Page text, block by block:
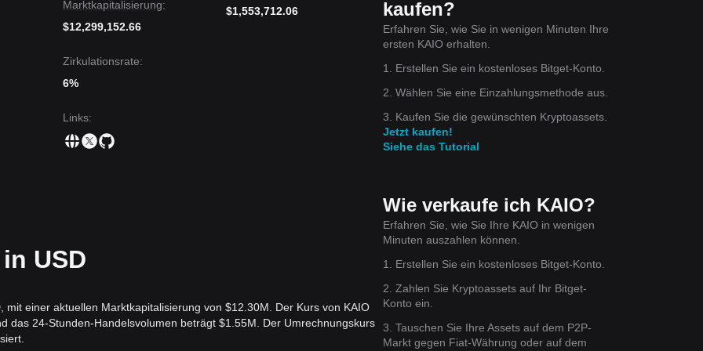
von0,00068 $zurückfällt, um in Tranchen zu kaufen.
bleibt, bleibt die mittelfristige bis langfristige Struktur gesund, unterstützt
eine
Schwankungen oder Konsolidierungen erleben kann, während
der mittelfristige Trend
Marktkapitalisierung:
$12,299,152.66
$1,553,712.06
Zirkulationsrate:
6%
Links:
USD
einer aktuellen Marktkapitalisierung von $12.30M. Der Kurs von KAIO
das 24-Stunden-Handelsvolumen beträgt $1.55M. Der Umrechnungskurs
kaufen?
Erfahren Sie, wie Sie in wenigen Minuten Ihre
ersten KAIO erhalten.
1. Erstellen Sie ein kostenloses Bitget-Konto.
2. Wählen Sie eine Einzahlungsmethode aus.
3. Kaufen Sie die gewünschten Kryptoassets.
Jetzt kaufen!
Siehe das Tutorial
Wie verkaufe ich KAIO?
Erfahren Sie, wie Sie Ihre KAIO in wenigen
Minuten auszahlen können.
1. Erstellen Sie ein kostenloses Bitget-Konto.
2. Zahlen Sie Kryptoassets auf Ihr Bitget-
Konto ein.
3. Tauschen Sie Ihre Assets auf dem P2P-
Markt gegen Fiat-Währung oder auf dem